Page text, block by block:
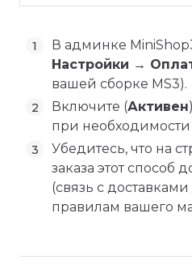
В админке
Настройки →
вашей сборке MS3).
Включите (Активен
при
Убедитесь, что на
заказа этот способ
(связь с
правилам вашего